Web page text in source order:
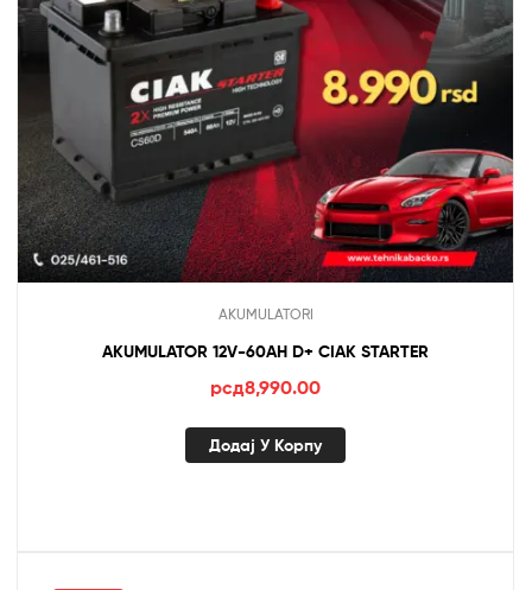
AKUMULATORI
AKUMULATOR 12V-60AH D+ CIAK STARTER
рсд8,990.00
Додај У Корпу